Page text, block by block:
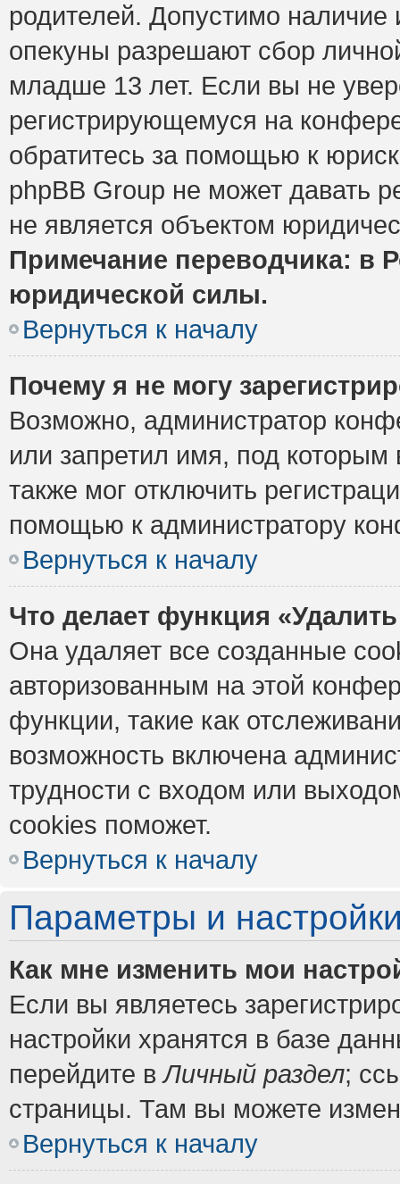
родителей. Допустимо наличие
опекуны разрешают сбор
младше 13 лет. Если вы не
регистрирующемуся на
обратитесь за помощью к
phpBB Group не может давать
не является объектом
Примечание переводчика: в
юридической силы.
Вернуться к началу
Почему я не могу
Возможно, администратор
или запретил имя, под которым
также мог отключить
помощью к администратору
Вернуться к началу
Что делает функция
Она удаляет все созданные
авторизованным на этой
функции, такие как
возможность включена
трудности с входом или
cookies поможет.
Вернуться к началу
Параметры и
Как мне изменить мои
Если вы являетесь
настройки хранятся в базе
перейдите вЛичный раздел;
страницы. Там вы можете
Вернуться к началу